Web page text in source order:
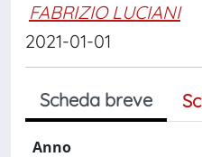
FABRIZIO LUCIANI
2021-01-01
Scheda breve
Anno